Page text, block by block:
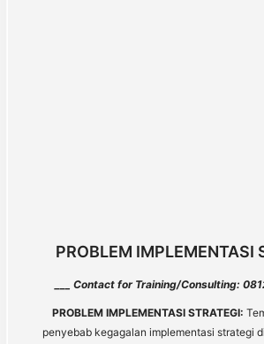
PROBLEM IMPLEMENTASI
___ Contact for Training/Consulting:
PROBLEM IMPLEMENTASI STRATEGI:
penyebab kegagalan implementasi strategi